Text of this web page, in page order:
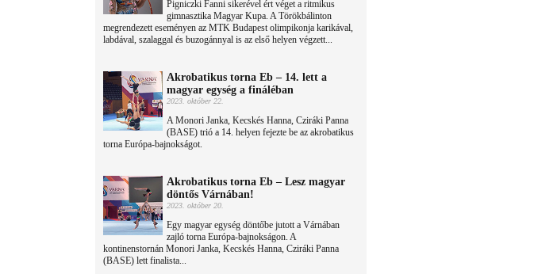
Pigniczki Fanni sikerével ért véget a ritmikus
gimnasztika Magyar Kupa. A Törökbálinton
megrendezett eseményen az MTK Budapest olimpikonja karikával,
labdával, szalaggal és buzogánnyal is az első helyen végzett...
Akrobatikus torna Eb – 14. lett a
magyar egység a fináléban
2023. október 22.
A Monori Janka, Kecskés Hanna, Cziráki Panna
(BASE) trió a 14. helyen fejezte be az akrobatikus
torna Európa-bajnokságot.
Akrobatikus torna Eb – Lesz magyar
döntős Várnában!
2023. október 20.
Egy magyar egység döntőbe jutott a Várnában
zajló torna Európa-bajnokságon. A
kontinenstornán Monori Janka, Kecskés Hanna, Cziráki Panna
(BASE) lett finalista...